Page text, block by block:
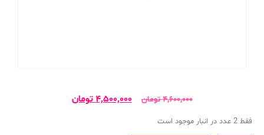
۴,۶۰۰,۰۰۰ تومان ۴,۵۰۰,۰۰۰تومان
فقط 2 عدد در انبار موجود است